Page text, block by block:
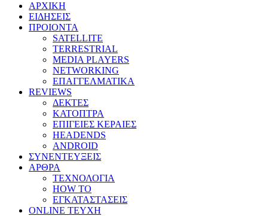
ΑΡΧΙΚΗ
ΕΙΔΗΣΕΙΣ
ΠΡΟΙΟΝΤΑ
SATELLITE
TERRESTRIAL
MEDIA PLAYERS
NETWORKING
ΕΠΑΓΓΕΛΜΑΤΙΚΑ
REVIEWS
ΔΕΚΤΕΣ
ΚΑΤΟΠΤΡΑ
ΕΠΙΓΕΙΕΣ ΚΕΡΑΙΕΣ
HEADENDS
ANDROID
ΣΥΝΕΝΤΕΥΞΕΙΣ
ΑΡΘΡΑ
ΤΕΧΝΟΛΟΓΙΑ
HOW TO
ΕΓΚΑΤΑΣΤΑΣΕΙΣ
ONLINE TEYXH